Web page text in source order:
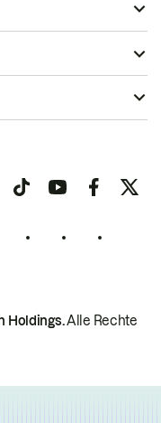
Holdings.Alle Rechte